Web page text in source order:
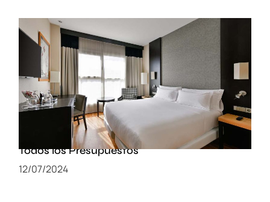
Dormir en el Corazón de Valencia: Las
Mejores Opciones de Alojamientos para
Todos los Presupuestos
12/07/2024